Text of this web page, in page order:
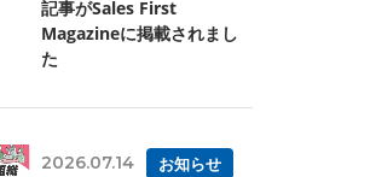
記事がSales First
Magazineに掲載されまし
た
2026.07.14 お知らせ